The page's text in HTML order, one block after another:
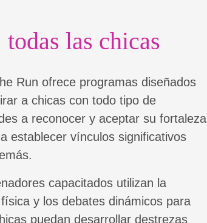
todas las chicas
Run ofrece programas diseñados
a chicas con todo tipo de
a reconocer y aceptar su fortaleza
establecer vínculos significativos
capacitados utilizan la
y los debates dinámicos para
puedan desarrollar destrezas